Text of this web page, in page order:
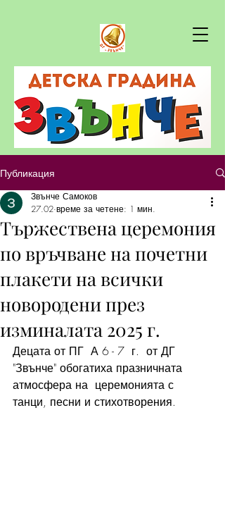
Публикация
Тържествена церемония
по връчване на почетни
плакети на всички
новородени през
изминалата 2025 г.
Звънче Самоков
27.02 време за четене: 1 мин.
Децата от ПГ  А 6 - 7  г.  от ДГ
"Звънче" обогатиха празничната
атмосфера на  церемонията с
танци, песни и стихотворения.